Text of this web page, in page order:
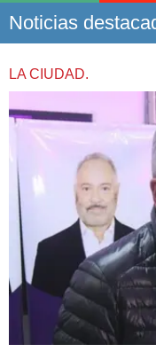
Noticias
LA CIUDAD.